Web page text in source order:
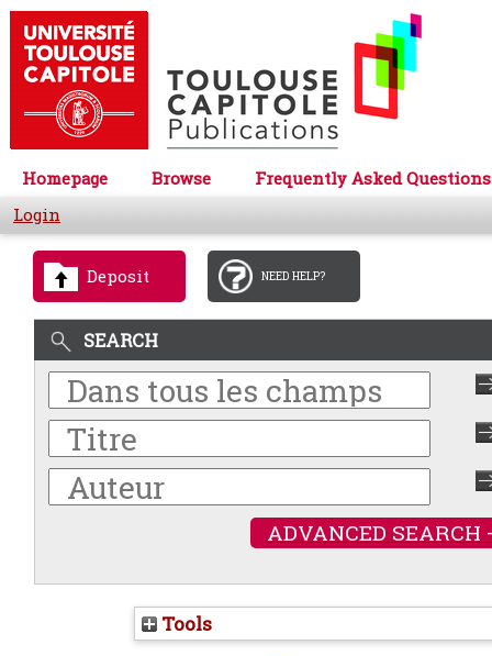
Homepage Browse
Frequently Asked Questions
Login
Deposit NEED HELP?
SEARCH
ADVANCED SEARCH
Tools